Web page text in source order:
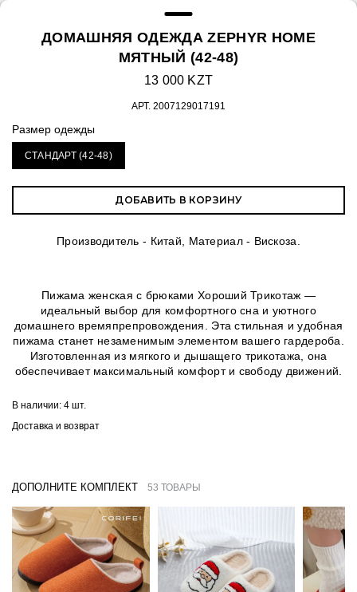
ДОМАШНЯЯ ОДЕЖДА ZEPHYR HOME
МЯТНЫЙ (42-48)
13 000 KZT
АРТ. 2007129017191
Размер одежды
СТАНДАРТ (42-48)
ДОБАВИТЬ В КОРЗИНУ
Производитель - Китай, Материал - Вискоза.
Пижама женская с брюками Хороший Трикотаж —
идеальный выбор для комфортного сна и уютного
домашнего времяпрепровождения. Эта стильная и удобная
пижама станет незаменимым элементом вашего гардероба.
Изготовленная из мягкого и дышащего трикотажа, она
обеспечивает максимальный комфорт и свободу движений.
В наличии: 4 шт.
Доставка и возврат
ДОПОЛНИТЕ КОМПЛЕКТ 53 ТОВАРЫ